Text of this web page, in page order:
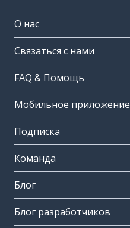
О нас
Связаться с нами
FAQ & Помощь
Мобильное приложение
Подписка
Команда
Блог
Блог разработчиков